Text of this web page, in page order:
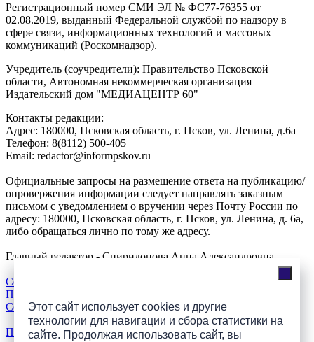
Этот сайт использует cookies и другие
технологии для навигации и сбора статистики на
сайте. Продолжая использовать сайт, вы
Регистрационный номер СМИ ЭЛ № ФС77-76355 от
02.08.2019, выданный Федеральной службой по надзору в
сфере связи, информационных технологий и массовых
коммуникаций (Роскомнадзор).
Учредитель (соучредители): Правительство Псковской
области, Автономная некоммерческая организация
Издательский дом "МЕДИАЦЕНТР 60"
Контакты редакции:
Адреc: 180000, Псковская область, г. Псков, ул. Ленина, д.6а
Телефон: 8(8112) 500-405
Email: redactor@informpskov.ru
Официальные запросы на размещение ответа на публикацию/
опровержения информации следует направлять заказным
письмом с уведомлением о вручении через Почту России по
адресу: 180000, Псковская область, г. Псков, ул. Ленина, д. 6а,
либо обращаться лично по тому же адресу.
Главный редактор - Спиридонова Анна Александровна
Соглашение об использовании cookie
Политика конфиденциальности
Согласие на обработку персональных данных
Прайс-лист на размещение рекламы и техтребования